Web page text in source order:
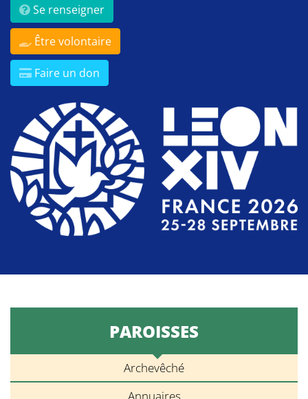
Se renseigner
Être volontaire
Faire un don
PAROISSES
Archevêché